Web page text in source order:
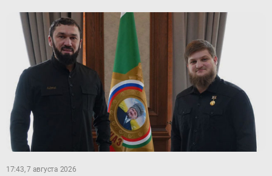
17:43, 7 августа 2026